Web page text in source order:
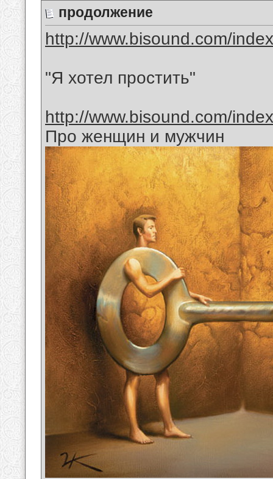
продолжение
http://www.bisound.com/
"Я хотел простить"
http://www.bisound.com/
Про женщин и мужчин